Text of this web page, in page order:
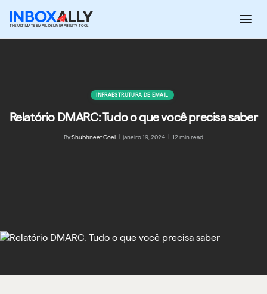
para
THE ULTIMATE EMAIL DELIVERABILITY TOOL
INFRAESTRUTURA DE EMAIL
Relatório DMARC: Tudo o que você precisa saber
By:Shubhneet Goel janeiro 19, 2024 12 min read